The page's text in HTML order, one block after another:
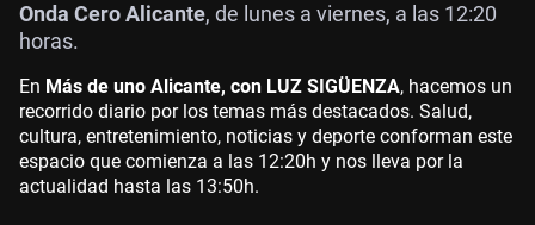
Onda Cero Alicante, de lunes a viernes, a las 12:20
horas.
En Más de uno Alicante, con LUZ SIGÜENZA, hacemos un
recorrido diario por los temas más destacados. Salud,
cultura, entretenimiento, noticias y deporte conforman este
espacio que comienza a las 12:20h y nos lleva por la
actualidad hasta las 13:50h.